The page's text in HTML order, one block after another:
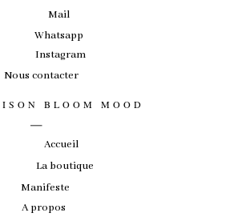
Mail
Whatsapp
Instagram
Nous contacter
_
Accueil
La boutique
Manifeste
A propos
BLOOM MOOD